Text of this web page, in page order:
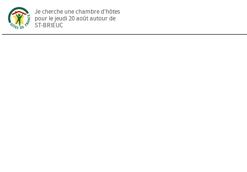
Je cherche une chambre d'hôtes
pour le jeudi 20 août autour de
ST-BRIEUC